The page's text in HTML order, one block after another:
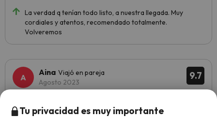
La verdad q tenían todo listo, a nuestra llegada. Muy
cordiales y atentos, recomendado totalmente.
Volveremos
9.7
Aina Viajó en pareja
Agosto 2023
Excelente
Tu privacidad es muy importante